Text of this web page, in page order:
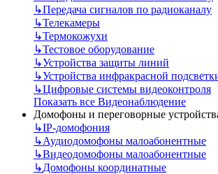
↳Передача сигналов по радиоканалу
↳Телекамеры
↳Термокожухи
↳Тестовое оборудование
↳Устройства защиты линий
↳Устройства инфракрасной
↳Цифровые системы видеоконтроля
Показать все Видеонаблюдение
Домофоны и переговорные
↳IP-домофония
↳Аудиодомофоны малоабонентные
↳Видеодомофоны малоабонентные
↳Домофоны координатные